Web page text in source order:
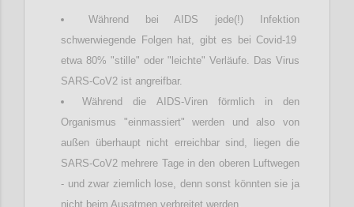
Während bei AIDS jede(!) Infektion
schwerwiegende Folgen hat, gibt es bei Covid-19
etwa 80% "stille" oder "leichte" Verläufe. Das Virus
SARS-CoV2 ist angreifbar.
Während die AIDS-Viren förmlich in den
Organismus "einmassiert" werden und also von
außen überhaupt nicht erreichbar sind, liegen die
SARS-CoV2 mehrere Tage in den oberen Luftwegen
- und zwar ziemlich lose, denn sonst könnten sie ja
nicht beim Ausatmen verbreitet werden.